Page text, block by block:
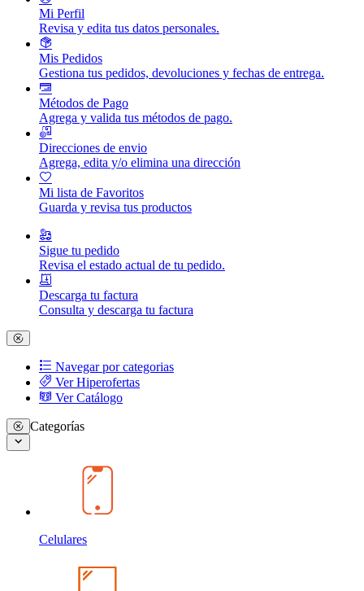
Mi Perfil
Revisa y edita tus datos personales.
Mis Pedidos
Gestiona tus pedidos, devoluciones y fechas de entrega.
Métodos de Pago
Agrega y valida tus métodos de pago.
Direcciones de envio
Agrega, edita y/o elimina una dirección
Mi lista de Favoritos
Guarda y revisa tus productos
Sigue tu pedido
Revisa el estado actual de tu pedido.
Descarga tu factura
Consulta y descarga tu factura
Navegar por categorias
Ver Hiperofertas
Ver Catálogo
Categorías
Celulares